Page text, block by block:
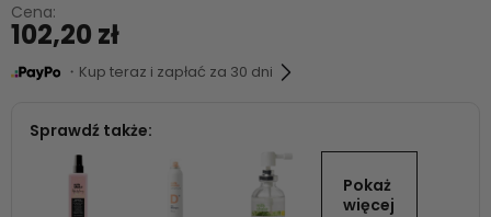
Cena:
102,20 zł
・Kup teraz i zapłać za 30 dni
Sprawdź także:
Pokaż
więcej